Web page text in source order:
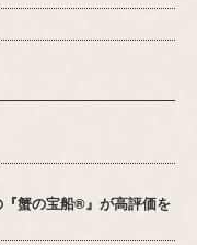
『蟹の宝船®』が高評価を